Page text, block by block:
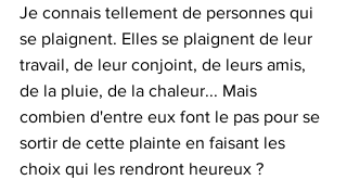
Je connais tellement de personnes qui
se plaignent. Elles se plaignent de leur
travail, de leur conjoint, de leurs amis,
de la pluie, de la chaleur... Mais
combien d'entre eux font le pas pour se
sortir de cette plainte en faisant les
choix qui les rendront heureux ?